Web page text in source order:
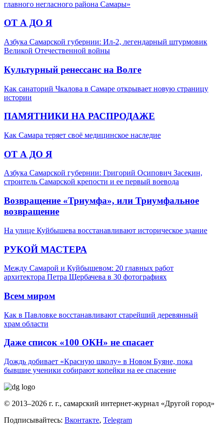
главного негласного района Самары»
ОТ А ДО Я
Азбука Самарской губернии: Ил-2, легендарный штурмовик
Великой Отечественной войны
Культурный ренессанс на Волге
Как санаторий Чкалова в Самаре открывает новую страницу
истории
ПАМЯТНИКИ НА РАСПРОДАЖЕ
Как Самара теряет своё медицинское наследие
ОТ А ДО Я
Азбука Самарской губернии: Григорий Осипович Засекин,
строитель Самарской крепости и ее первый воевода
Возвращение «Триумфа», или Триумфальное
возвращение
На улице Куйбышева восстанавливают историческое здание
РУКОЙ МАСТЕРА
Между Самарой и Куйбышевом: 20 главных работ
архитектора Петра Щербачева в 30 фотографиях
Всем миром
Как в Павловке восстанавливают старейший деревянный
храм области
Даже список «100 ОКН» не спасает
Дождь добивает «Красную школу» в Новом Буяне, пока
бывшие ученики собирают копейки на ее спасение
© 2013–2026 г. г., самарский интернет-журнал «Другой город»
Подписывайтесь: Вконтакте, Telegram